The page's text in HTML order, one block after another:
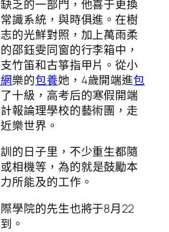
乏的一部門，他喜于更換
識系統，與時俱進。在樹
的光鮮對照，加上萬雨柔
邵鈺雯同窗的行李箱中，
竹笛和古箏指甲片。從小
樂的包養她，4歲開端進包
十級，高考后的寒假開端
報論理學校的藝術團，走
樂世界。
的日子里，不少重生都隨
相機等，為的就是鼓勵本
所能及的工作。
學院的先生也將于8月22
。